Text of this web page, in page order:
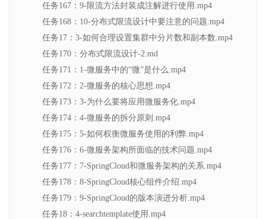
任务167：9-限流方法封装成注解进行使用.mp4
任务168：10-分布式限流设计中要注意的问题.mp4
任务17：3-如何合理设置集群中分片数和副本数.mp4
任务170：分布式限流设计-2.md
任务171：1-微服务中的“微”是什么.mp4
任务172：2-微服务的核心思想.mp4
任务173：3-为什么要将应用微服务化.mp4
任务174：4-微服务的拆分原则.mp4
任务175：5-如何权衡微服务使用的利弊.mp4
任务176：6-微服务架构所面临的技术问题.mp4
任务177：7-SpringCloud和微服务架构的关系.mp4
任务178：8-SpringCloud核心组件介绍.mp4
任务179：9-SpringCloud的版本演进分析.mp4
任务18：4-searchtemplate使用.mp4